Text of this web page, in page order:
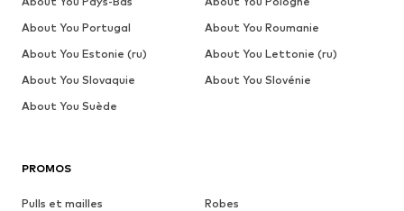
PROMOS
Pulls et mailles
Robes
About You Portugal
About You Roumanie
About You Estonie (ru)
About You Lettonie (ru)
About You Slovaquie
About You Slovénie
About You Suède